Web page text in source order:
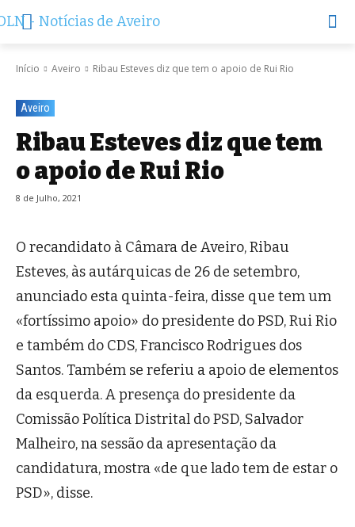
Início Aveiro Ribau Esteves diz que tem o apoio de Rui Rio
Aveiro
Ribau Esteves diz que tem
o apoio de Rui Rio
8 de Julho, 2021
O recandidato à Câmara de Aveiro, Ribau
Esteves, às autárquicas de 26 de setembro,
anunciado esta quinta-feira, disse que tem um
«fortíssimo apoio» do presidente do PSD, Rui Rio
e também do CDS, Francisco Rodrigues dos
Santos. Também se referiu a apoio de elementos
da esquerda. A presença do presidente da
Comissão Política Distrital do PSD, Salvador
Malheiro, na sessão da apresentação da
candidatura, mostra «de que lado tem de estar o
PSD», disse.